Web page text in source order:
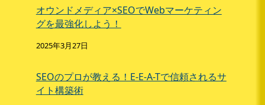
オウンドメディア×SEOでWebマーケティン
グを最強化しよう！
2025年3月27日
SEOのプロが教える！E-E-A-Tで信頼されるサ
イト構築術